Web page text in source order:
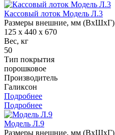
Кассовый лоток Модель Л.3
Размеры внешние, мм (ВхШхГ)
125 x 440 x 670
Вес, кг
50
Тип покрытия
порошковое
Производитель
Галиксон
Подробнее
Подробнее
Модель Л.9
Размеры внешние, мм (ВхШхГ)